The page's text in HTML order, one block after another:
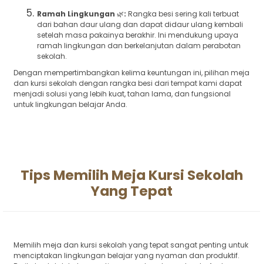
Ramah Lingkungan 🌿: Rangka besi sering kali terbuat
dari bahan daur ulang dan dapat didaur ulang kembali
setelah masa pakainya berakhir. Ini mendukung upaya
ramah lingkungan dan berkelanjutan dalam perabotan
sekolah.
Dengan mempertimbangkan kelima keuntungan ini, pilihan meja
dan kursi sekolah dengan rangka besi dari tempat kami dapat
menjadi solusi yang lebih kuat, tahan lama, dan fungsional
untuk lingkungan belajar Anda.
Tips Memilih Meja Kursi Sekolah
Yang Tepat
Memilih meja dan kursi sekolah yang tepat sangat penting untuk
menciptakan lingkungan belajar yang nyaman dan produktif.